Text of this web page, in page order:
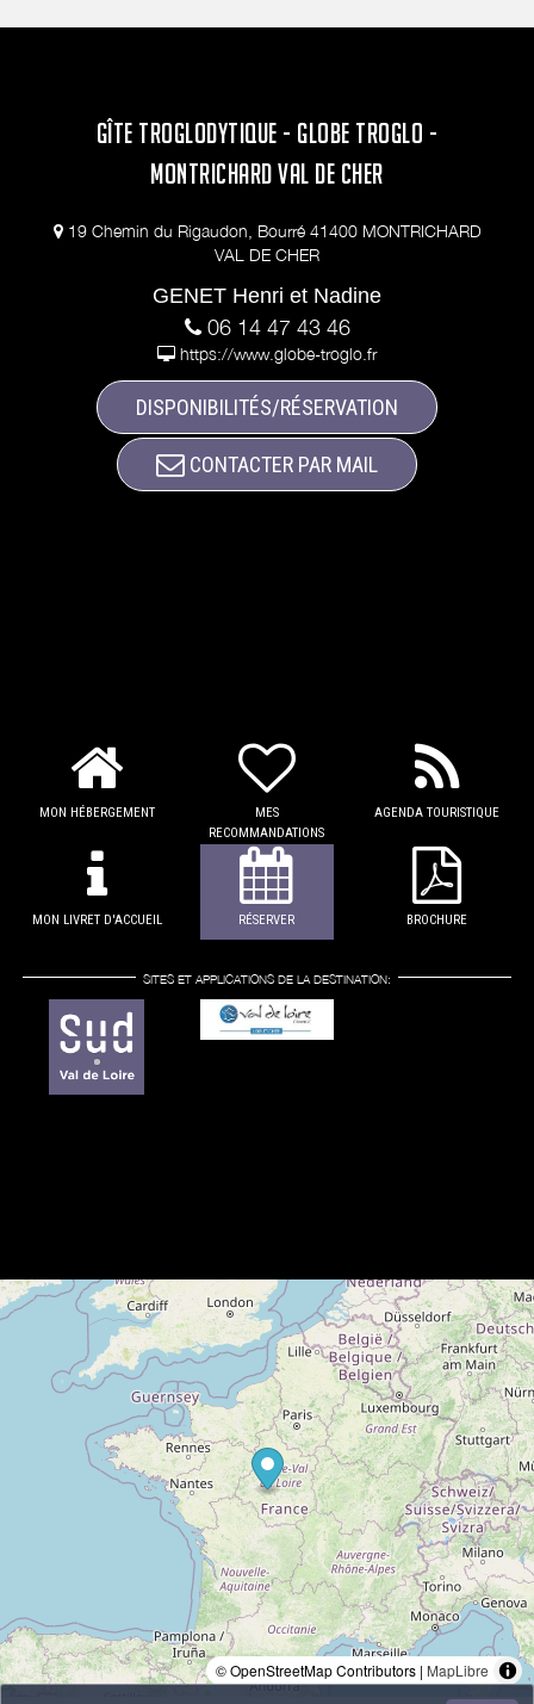
GÎTE TROGLODYTIQUE - GLOBE TROGLO -
MONTRICHARD VAL DE CHER
19 Chemin du Rigaudon, Bourré 41400 MONTRICHARD
VAL DE CHER
GENET Henri et Nadine
06 14 47 43 46
https://www.globe-troglo.fr
DISPONIBILITÉS/RÉSERVATION
CONTACTER PAR MAIL
MON HÉBERGEMENT
MES
RECOMMANDATIONS
AGENDA TOURISTIQUE
MON LIVRET D'ACCUEIL RÉSERVER BROCHURE
SITES ET APPLICATIONS DE LA DESTINATION:
© OpenStreetMap Contributors | MapLibre